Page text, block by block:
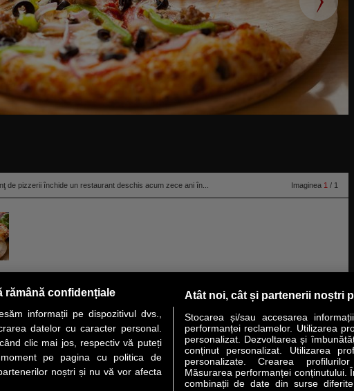
de pizzerii închide un restaurant deschis acum zece ani în... Imaginea 1 / 1
controlat de un grup polonez cu acelaşi nume, a închis restaurantul din zona Bucur
ani de funcţionare. Acesta a fost primul deschis de operator pe piaţa locală.
citeşte toată
COVER STORY LIDERI ANALIZE HI-TECH MEET THE
Servicii
rămână confidențiale
informații pe dispozitivul dvs.,
datelor cu caracter personal.
clic mai jos, respectiv vă puteți
pe pagina cu politica de
noștri și nu vă vor afecta
Atât noi, cât și partenerii noștri
Stocarea și/sau accesarea
performanței reclamelor. Utilizarea
personalizat. Dezvoltarea și
conținut personalizat. Utilizarea
personalizate. Crearea
Măsurarea performanței conținutului.
combinații de date din surse